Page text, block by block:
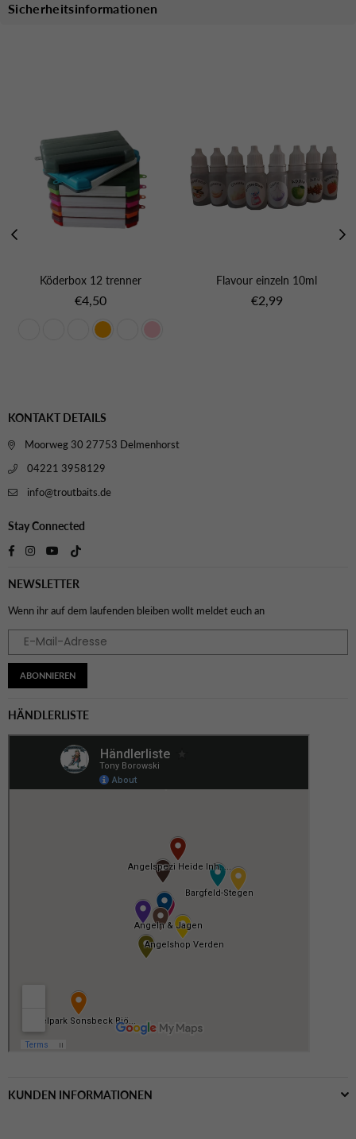
Sicherheitsinformationen
Köderbox 12 trenner
Normaler
€4,50
Flavour einzeln 10ml
Normaler
€2,99
KONTAKT DETAILS
Moorweg 30 27753 Delmenhorst
04221 3958129
info@troutbaits.de
Stay Connected
FacebookInstagram
YouTube
NEWSLETTER
Wenn ihr auf dem laufenden bleiben wollt meldet euch an
ABONNIEREN
HÄNDLERLISTE
KUNDEN INFORMATIONEN